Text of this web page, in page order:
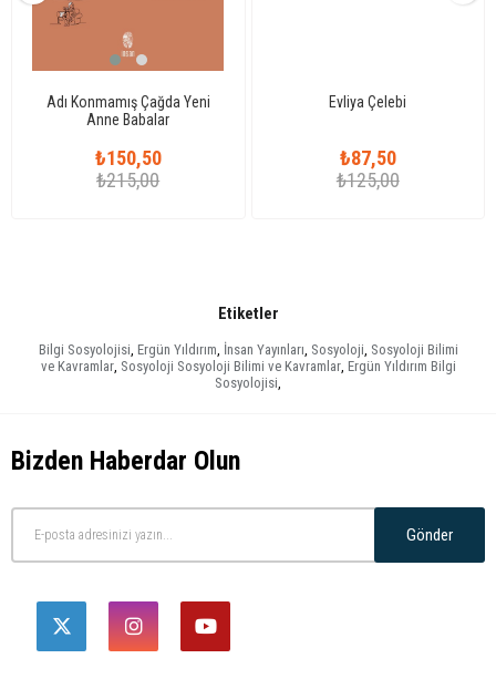
Adı Konmamış Çağda Yeni
Anne Babalar
₺150,50
₺215,00
Evliya Çelebi
₺87,50
₺125,00
Etiketler
Bilgi Sosyolojisi, Ergün Yıldırım, İnsan Yayınları, Sosyoloji, Sosyoloji Bilimi
ve Kavramlar, Sosyoloji Sosyoloji Bilimi ve Kavramlar, Ergün Yıldırım Bilgi
Sosyolojisi,
Bizden Haberdar Olun
Gönder